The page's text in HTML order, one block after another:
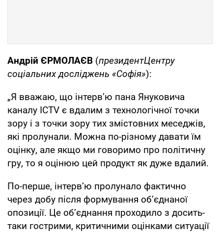
Андрій ЄРМОЛАЄВ (президентЦентру
соціальних досліджень «Софія»):
„Я вважаю, що інтерв’ю пана Януковича
каналу ICTV є вдалим з технологічної точки
зору і з точки зору тих змістовних меседжів,
які пролунали. Можна по-різному давати їм
оцінку, але якщо ми говоримо про політичну
гру, то я оцінюю цей продукт як дуже вдалий.
По-перше, інтерв’ю пролунало фактично
через добу після формування об’єднаної
опозиції. Це об’єднання проходило з досить-
таки гострими, критичними оцінками ситуації